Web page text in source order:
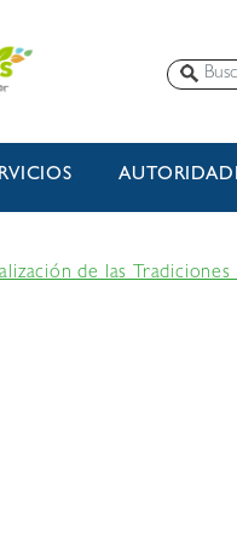
de las